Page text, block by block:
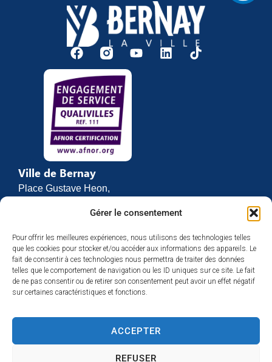
Gérer le consentement
Pour offrir les meilleures expériences, nous utilisons des technologies telles
que les cookies pour stocker et/ou accéder aux informations des appareils. Le
fait de consentir à ces technologies nous permettra de traiter des données
telles que le comportement de navigation ou les ID uniques sur ce site. Le fait
de ne pas consentir ou de retirer son consentement peut avoir un effet négatif
sur certaines caractéristiques et fonctions.
ACCEPTER
REFUSER
Ville de Bernay
Place Gustave Heon,
02 32 46 63 00
Contact
Horaires d’ouverture
Du lundi au vendredi :
et de 13h30 à 17h